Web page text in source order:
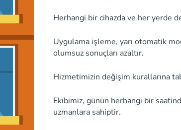
Herhangi bir cihazda ve her yerde
Uygulama işleme, yarı otomatik
olumsuz sonuçları azaltır.
Hizmetimizin değişim kurallarına
Ekibimiz, günün herhangi bir
uzmanlara sahiptir.